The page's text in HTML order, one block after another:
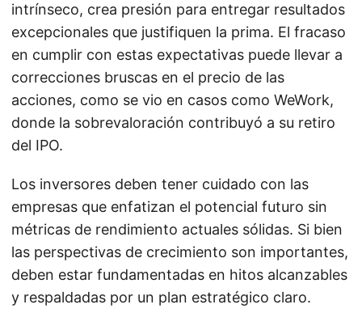
intrínseco, crea presión para entregar resultados
excepcionales que justifiquen la prima. El fracaso
en cumplir con estas expectativas puede llevar a
correcciones bruscas en el precio de las
acciones, como se vio en casos como WeWork,
donde la sobrevaloración contribuyó a su retiro
del IPO.
Los inversores deben tener cuidado con las
empresas que enfatizan el potencial futuro sin
métricas de rendimiento actuales sólidas. Si bien
las perspectivas de crecimiento son importantes,
deben estar fundamentadas en hitos alcanzables
y respaldadas por un plan estratégico claro.